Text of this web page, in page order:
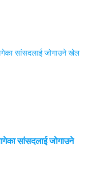
सांसदलाई जोगाउने